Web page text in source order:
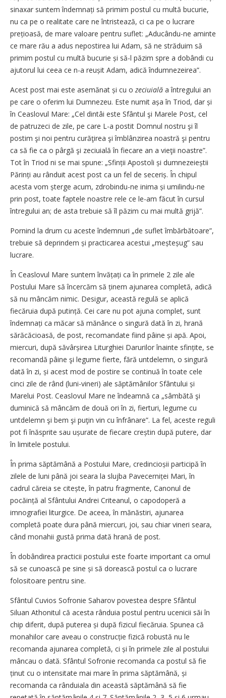
sinaxar suntem îndem­nați să primim postul cu multă bucurie,
nu ca pe o realitate care ne întristează, ci ca pe o lucrare
prețioasă, de mare valoare pentru suflet: „Aducându-ne aminte
ce mare rău a adus nepostirea lui Adam, să ne străduim să
primim postul cu multă bucurie și să-l păzim spre a dobândi cu
ajutorul lui ceea ce n-a reușit Adam, adică îndumnezeirea”.
Acest post mai este asemănat și cu ozeciuială a întregului an
pe care o oferim lui Dumnezeu. Este numit așa în Triod, dar și
în Ceaslovul Mare: „Cel dintâi este Sfântul şi Marele Post, cel
de patruzeci de zile, pe care L-a postit Domnul nostru şi îl
postim şi noi pentru curăţirea şi îmblânzirea noastră şi pentru
ca să fie ca o pârgă şi zeciuială în fiecare an a vieţii noastre”.
Tot în Triod ni se mai spune: „Sfinții Apostoli și dumnezeieștii
Părinți au rânduit acest post ca un fel de seceriș. În chipul
acesta vom șterge acum, zdrobindu-ne inima și umilindu-ne
prin post, toate faptele noastre rele ce le-am făcut în cursul
întregului an; de asta trebuie să îl păzim cu mai multă grijă”.
Pornind la drum cu aceste îndemnuri „de suflet îmbărbătoare”,
trebuie să deprindem și practicarea acestui „meșteșug” sau
lucrare.
În Ceaslovul Mare suntem învă­țați ca în primele 2 zile ale
Postului Mare să încercăm să ținem ajunarea completă, adică
să nu mâncăm nimic. Desigur, această regulă se aplică
fiecăruia după putință. Cei care nu pot ajuna complet, sunt
îndem­nați ca măcar să mănânce o singură dată în zi, hrană
sărăcăcioasă, de post, recomandate fiind pâine și apă. Apoi,
miercuri, după săvârșirea Liturghiei Darurilor înainte sfințite, se
recomandă pâine şi legume fierte, fără untdelemn, o singură
dată în zi, și acest mod de postire se continuă în toate cele
cinci zile de rând (luni-vineri) ale săptămânilor Sfântului și
Marelui Post. Ceaslovul Mare ne îndeamnă ca „sâmbătă şi
duminică să mâncăm de două ori în zi, fierturi, legume cu
untdelemn şi bem şi puţin vin cu înfrânare”. La fel, aceste reguli
pot fi înăsprite sau ușurate de fiecare creștin după putere, dar
în limitele postului.
În prima săptămână a Postului Mare, credincioșii participă în
zilele de luni până joi seara la slujba Pavecerniței Mari, în
cadrul căreia se citește, în patru fragmente, Canonul de
pocăință al Sfântului Andrei Criteanul, o capodoperă a
imnografiei liturgice. De aceea, în mănăstiri, ajunarea
completă poate dura până miercuri, joi, sau chiar vineri seara,
când monahii gustă prima dată hrană de post.
În dobândirea practicii postului este foarte important ca omul
să se cu­noască pe sine și să dorească postul ca o lucrare
folositoare pentru sine.
Sfântul Cuvios Sofronie Saharov povestea despre Sfântul
Siluan Atho­nitul că acesta rânduia postul pentru ucenicii săi în
chip diferit, după puterea și după fizicul fiecăruia. Spunea că
monahilor care aveau o construcție fizică robustă nu le
recomanda ajunarea completă, ci și în primele zile al postului
mâncau o dată. Sfântul Sofronie recomanda ca postul să fie
ținut cu o intensitate mai mare în prima săptămână, și
recomanda ca rânduiala din această săptămână să fie